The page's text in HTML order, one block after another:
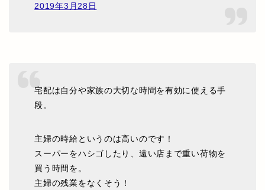
2019年3月28日
宅配は自分や家族の大切な時間を有効に使える手
段。
主婦の時給というのは高いのです！
スーパーをハシゴしたり、遠い店まで重い荷物を
買う時間を。
主婦の残業をなくそう！